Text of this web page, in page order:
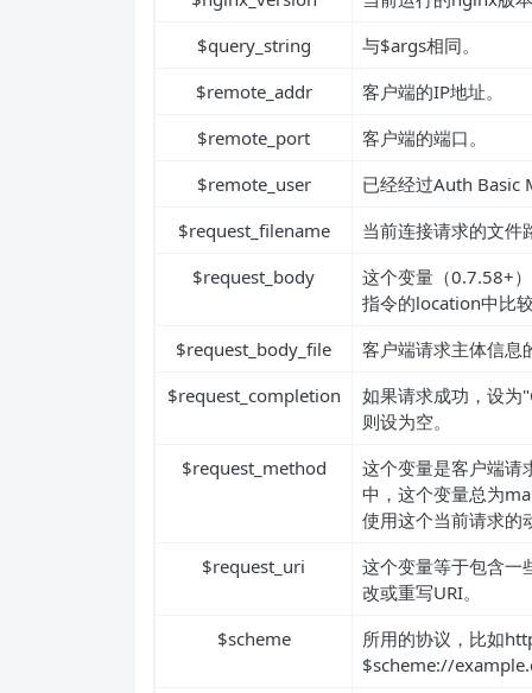
$query_string
与$args相同。
$remote_addr
客户端的IP地址。
$remote_port
客户端的端口。
$remote_user
已经经过Auth Basic
$request_filename
当前连接请求的文件
$request_body
这个变量（0.7.58+
指令的location中比
$request_body_file
客户端请求主体信息
$request_completion
如果请求成功，设为
则设为空。
$request_method
这个变量是客户端请
中，这个变量总为
使用这个当前请求的
$request_uri
这个变量等于包含一
改或重写URI。
$scheme
所用的协议，比如
$scheme://